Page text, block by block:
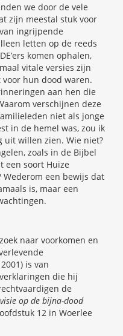
we door de vele
zijn meestal stuk voor
ingrijpende
letten op de reeds
komen ophalen,
vitale versies zijn
voor hun dood waren.
aan hen die
verschijnen deze
niet als jonge
in de hemel was, zou ik
uit willen zien. Wie niet?
zoals in de Bijbel
een soort Huize
Wederom een bewijs dat
is, maar een
naar voorkomen en
is van
die hij
de
op de bijna-dood
12 in Woerlee